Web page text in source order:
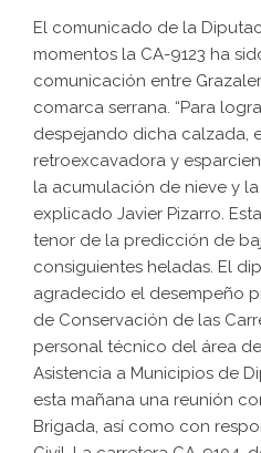
El comunicado de la
momentos la CA-9123 ha
comunicación entre
comarca serrana. “Para
despejando dicha calzada,
retroexcavadora y
la acumulación de nieve y
explicado Javier Pizarro.
tenor de la predicción de
consiguientes heladas. El
agradecido el desempeño
de Conservación de las
personal técnico del área
Asistencia a Municipios de
esta mañana una reunión
Brigada, así como con